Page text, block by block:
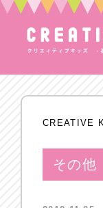
CREATIVE
その他